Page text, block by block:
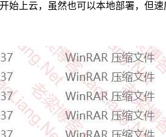
始上云，虽然也可以本地部署，但